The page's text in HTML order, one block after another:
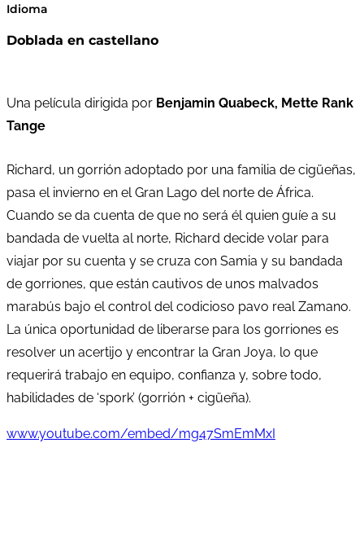
Idioma
Doblada en castellano
Una película dirigida por Benjamin Quabeck, Mette Rank
Tange
Richard, un gorrión adoptado por una familia de cigüeñas,
pasa el invierno en el Gran Lago del norte de África.
Cuando se da cuenta de que no será él quien guíe a su
bandada de vuelta al norte, Richard decide volar para
viajar por su cuenta y se cruza con Samia y su bandada
de gorriones, que están cautivos de unos malvados
marabús bajo el control del codicioso pavo real Zamano.
La única oportunidad de liberarse para los gorriones es
resolver un acertijo y encontrar la Gran Joya, lo que
requerirá trabajo en equipo, confianza y, sobre todo,
habilidades de ‘spork’ (gorrión + cigüeña).
www.youtube.com/embed/mg47SmEmMxI